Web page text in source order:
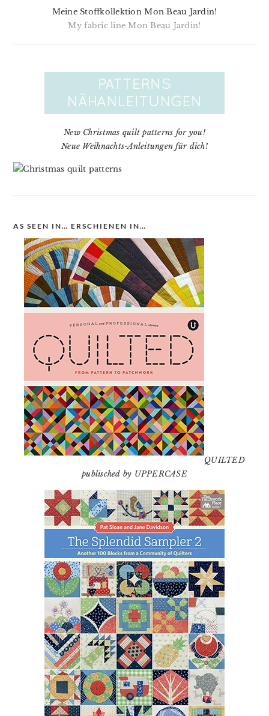
Meine Stoffkollektion Mon Beau Jardin!
My fabric line Mon Beau Jardin!
New Christmas quilt patterns for you!
Neue Weihnachts-Anleitungen für dich!
AS SEEN IN… ERSCHIENEN IN…
QUILTED
publisched by UPPERCASE